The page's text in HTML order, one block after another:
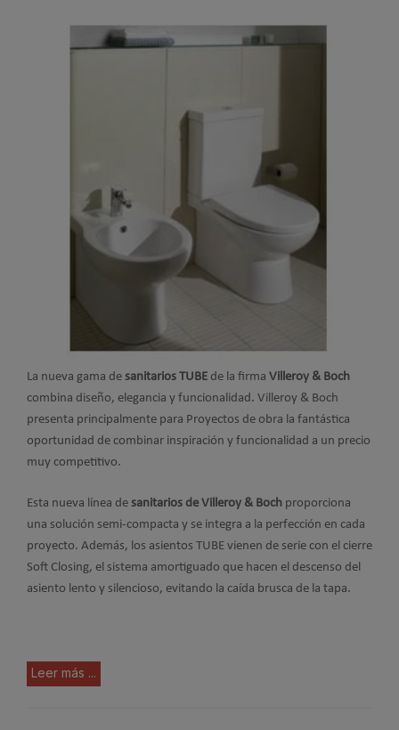
La nueva gama de sanitarios TUBE de la firma Villeroy & Boch
combina diseño, elegancia y funcionalidad. Villeroy & Boch
presenta principalmente para Proyectos de obra la fantástica
oportunidad de combinar inspiración y funcionalidad a un precio
muy competitivo.
Esta nueva línea de sanitarios de Villeroy & Boch proporciona
una solución semi-compacta y se integra a la perfección en cada
proyecto. Además, los asientos TUBE vienen de serie con el cierre
Soft Closing, el sistema amortiguado que hacen el descenso del
asiento lento y silencioso, evitando la caída brusca de la tapa.
Leer más ...